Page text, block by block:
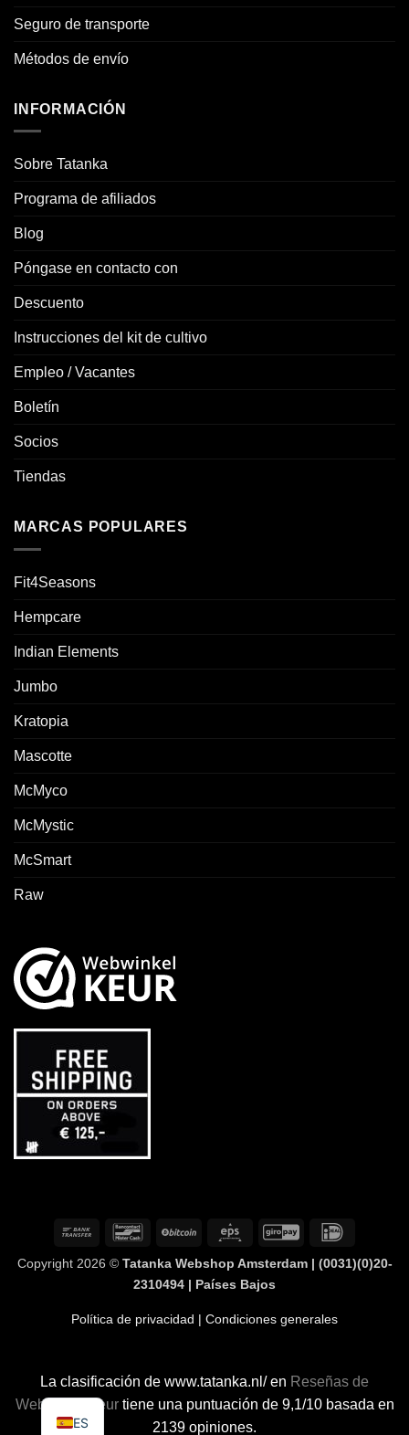
Seguro de transporte
Métodos de envío
INFORMACIÓN
Sobre Tatanka
Programa de afiliados
Blog
Póngase en contacto con
Descuento
Instrucciones del kit de cultivo
Empleo / Vacantes
Boletín
Socios
Tiendas
MARCAS POPULARES
Fit4Seasons
Hempcare
Indian Elements
Jumbo
Kratopia
Mascotte
McMyco
McMystic
McSmart
Raw
TransferenciaBancontactBitCoin Eps GiroPay
Copyright 2026 © Tatanka Webshop Amsterdam | (0031)(0)20-
2310494 | Países Bajos
Política de privacidad | Condiciones generales
La clasificación de www.tatanka.nl/ en Reseñas de
WebwinkelKeurtiene una puntuación de 9,1/10 basada en
2139 opiniones.
ES